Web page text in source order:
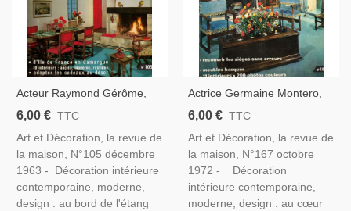
Acteur Raymond Gérôme,
Artiste Franz Priking, Comte
- Art Et Décoration, N°105
Décembre 1963 -
6,00 € TTC
Art et Décoration, la revue de
la maison, N°105 décembre
1963 - Décoration intérieure
contemporaine, moderne,
design : au bord de l'étang
Actrice Germaine Montero,
Maison Ted Lapidus, Sièges
Yves Ruhlmann - Art Et
Décoration N°167 1972
6,00 € TTC
Art et Décoration, la revue de
la maison, N°167 octobre
1972 - Décoration
intérieure contemporaine,
moderne, design : au cœur